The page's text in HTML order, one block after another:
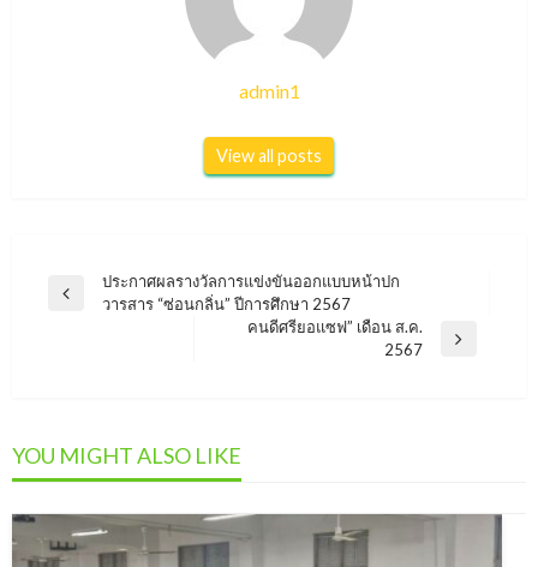
admin1
View all posts
แนะแนว
Previous
ประกาศผลรางวัลการแข่งขันออกแบบหน้าปก
วารสาร “ซ่อนกลิ่น” ปีการศึกษา 2567
คนดีศรียอแซฟ” เดือน ส.ค.
2567
YOU MIGHT ALSO LIKE